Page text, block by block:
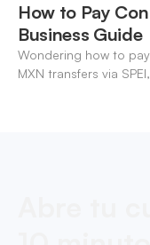
How to Pay
Business Guide
Wondering how to
MXN transfers via